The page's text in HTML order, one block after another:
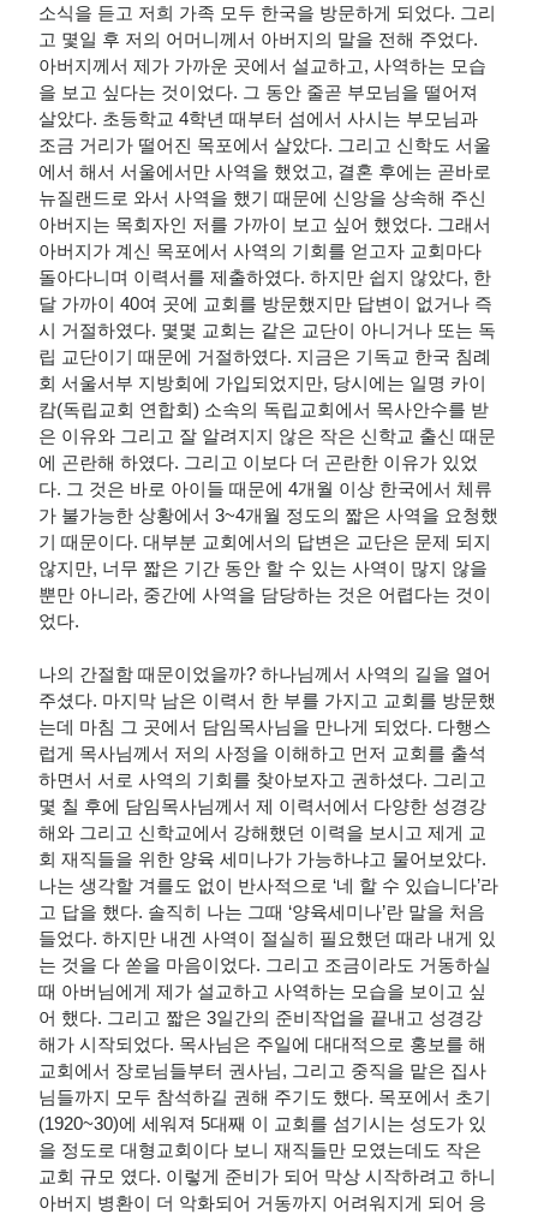
소식을 듣고 저희 가족 모두 한국을 방문하게 되었다. 그리
고 몇일 후 저의 어머니께서 아버지의 말을 전해 주었다.
아버지께서 제가 가까운 곳에서 설교하고, 사역하는 모습
을 보고 싶다는 것이었다. 그 동안 줄곧 부모님을 떨어져
살았다. 초등학교 4학년 때부터 섬에서 사시는 부모님과
조금 거리가 떨어진 목포에서 살았다. 그리고 신학도 서울
에서 해서 서울에서만 사역을 했었고, 결혼 후에는 곧바로
뉴질랜드로 와서 사역을 했기 때문에 신앙을 상속해 주신
아버지는 목회자인 저를 가까이 보고 싶어 했었다. 그래서
아버지가 계신 목포에서 사역의 기회를 얻고자 교회마다
돌아다니며 이력서를 제출하였다. 하지만 쉽지 않았다, 한
달 가까이 40여 곳에 교회를 방문했지만 답변이 없거나 즉
시 거절하였다. 몇몇 교회는 같은 교단이 아니거나 또는 독
립 교단이기 때문에 거절하였다. 지금은 기독교 한국 침례
회 서울서부 지방회에 가입되었지만, 당시에는 일명 카이
캄(독립교회 연합회) 소속의 독립교회에서 목사안수를 받
은 이유와 그리고 잘 알려지지 않은 작은 신학교 출신 때문
에 곤란해 하였다. 그리고 이보다 더 곤란한 이유가 있었
다. 그 것은 바로 아이들 때문에 4개월 이상 한국에서 체류
가 불가능한 상황에서 3~4개월 정도의 짧은 사역을 요청했
기 때문이다. 대부분 교회에서의 답변은 교단은 문제 되지
않지만, 너무 짧은 기간 동안 할 수 있는 사역이 많지 않을
뿐만 아니라, 중간에 사역을 담당하는 것은 어렵다는 것이
었다.
나의 간절함 때문이었을까? 하나님께서 사역의 길을 열어
주셨다. 마지막 남은 이력서 한 부를 가지고 교회를 방문했
는데 마침 그 곳에서 담임목사님을 만나게 되었다. 다행스
럽게 목사님께서 저의 사정을 이해하고 먼저 교회를 출석
하면서 서로 사역의 기회를 찾아보자고 권하셨다. 그리고
몇 칠 후에 담임목사님께서 제 이력서에서 다양한 성경강
해와 그리고 신학교에서 강해했던 이력을 보시고 제게 교
회 재직들을 위한 양육 세미나가 가능하냐고 물어보았다.
나는 생각할 겨를도 없이 반사적으로 ‘네 할 수 있습니다’라
고 답을 했다. 솔직히 나는 그때 ‘양육세미나’란 말을 처음
들었다. 하지만 내겐 사역이 절실히 필요했던 때라 내게 있
는 것을 다 쏟을 마음이었다. 그리고 조금이라도 거동하실
때 아버님에게 제가 설교하고 사역하는 모습을 보이고 싶
어 했다. 그리고 짧은 3일간의 준비작업을 끝내고 성경강
해가 시작되었다. 목사님은 주일에 대대적으로 홍보를 해
교회에서 장로님들부터 권사님, 그리고 중직을 맡은 집사
님들까지 모두 참석하길 권해 주기도 했다. 목포에서 초기
(1920~30)에 세워져 5대째 이 교회를 섬기시는 성도가 있
을 정도로 대형교회이다 보니 재직들만 모였는데도 작은
교회 규모 였다. 이렇게 준비가 되어 막상 시작하려고 하니
아버지 병환이 더 악화되어 거동까지 어려워지게 되어 응